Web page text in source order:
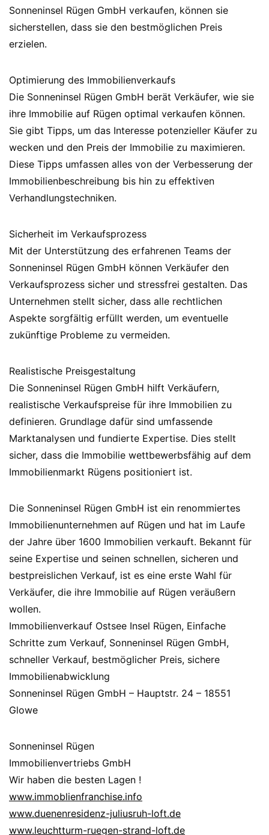
Sonneninsel Rügen GmbH verkaufen, können sie
sicherstellen, dass sie den bestmöglichen Preis
erzielen.
Optimierung des Immobilienverkaufs
Die Sonneninsel Rügen GmbH berät Verkäufer, wie sie
ihre Immobilie auf Rügen optimal verkaufen können.
Sie gibt Tipps, um das Interesse potenzieller Käufer zu
wecken und den Preis der Immobilie zu maximieren.
Diese Tipps umfassen alles von der Verbesserung der
Immobilienbeschreibung bis hin zu effektiven
Verhandlungstechniken.
Sicherheit im Verkaufsprozess
Mit der Unterstützung des erfahrenen Teams der
Sonneninsel Rügen GmbH können Verkäufer den
Verkaufsprozess sicher und stressfrei gestalten. Das
Unternehmen stellt sicher, dass alle rechtlichen
Aspekte sorgfältig erfüllt werden, um eventuelle
zukünftige Probleme zu vermeiden.
Realistische Preisgestaltung
Die Sonneninsel Rügen GmbH hilft Verkäufern,
realistische Verkaufspreise für ihre Immobilien zu
definieren. Grundlage dafür sind umfassende
Marktanalysen und fundierte Expertise. Dies stellt
sicher, dass die Immobilie wettbewerbsfähig auf dem
Immobilienmarkt Rügens positioniert ist.
Die Sonneninsel Rügen GmbH ist ein renommiertes
Immobilienunternehmen auf Rügen und hat im Laufe
der Jahre über 1600 Immobilien verkauft. Bekannt für
seine Expertise und seinen schnellen, sicheren und
bestpreislichen Verkauf, ist es eine erste Wahl für
Verkäufer, die ihre Immobilie auf Rügen veräußern
wollen.
Immobilienverkauf Ostsee Insel Rügen, Einfache
Schritte zum Verkauf, Sonneninsel Rügen GmbH,
schneller Verkauf, bestmöglicher Preis, sichere
Immobilienabwicklung
Sonneninsel Rügen GmbH – Hauptstr. 24 – 18551
Glowe
Sonneninsel Rügen
Immobilienvertriebs GmbH
Wir haben die besten Lagen !
www.immoblienfranchise.info
www.duenenresidenz-juliusruh-loft.de
www.leuchtturm-ruegen-strand-loft.de